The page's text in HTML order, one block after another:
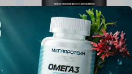
арт.
Л-ГЛЮТАМИН (Strong
System)